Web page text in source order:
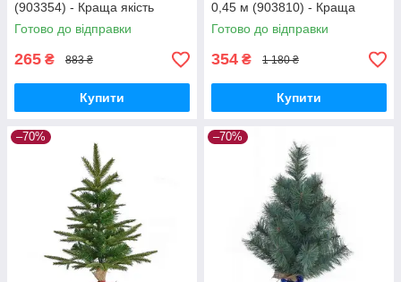
(903354) - Краща якість
тільки на Nukleon.com.ua
Готово до відправки
265 ₴ 883 ₴
Купити
0,45 м (903810) - Краща
якість тільки на
Nukleon.com.ua
Готово до відправки
354 ₴ 1 180 ₴
Купити
–70% –70%